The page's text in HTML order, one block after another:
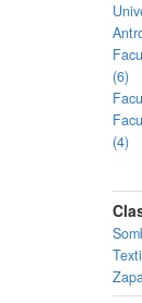
(6)
(4)